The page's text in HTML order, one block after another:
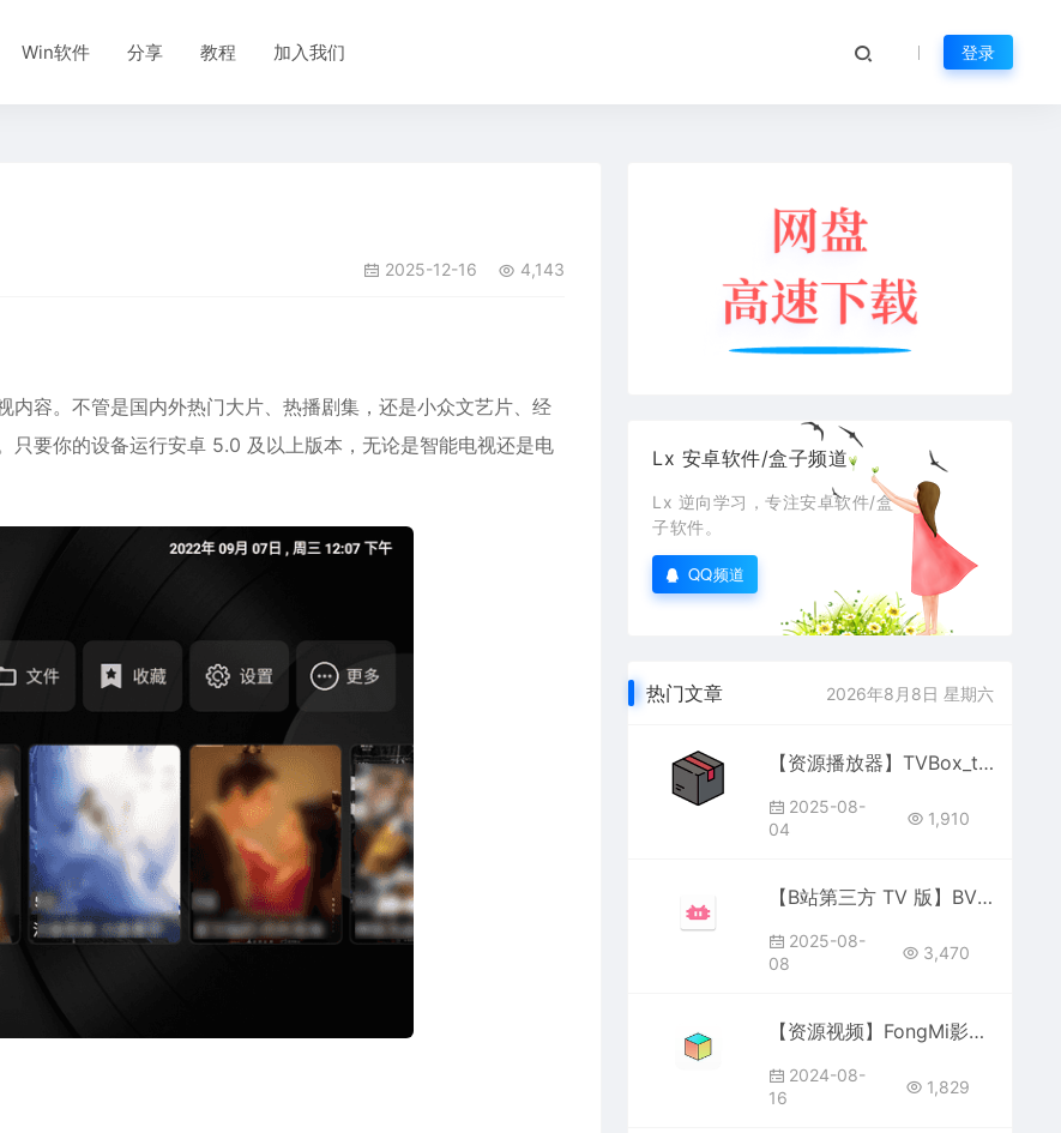
Win软件 分享 教程 加入我们 登录
2025-12-16 4,143
容。不管是国内外热门大片、热播剧集，还是小众文艺片、经
只要你的设备运行安卓 5.0 及以上版本，无论是智能电视还是电
Lx 安卓软件/盒子频道
Lx 逆向学习，专注安卓软件/盒
子软件。
QQ频道
热门文章 2026年8月8日 星期六
【资源播放器】TVBox_takagen99
2025-08-
04
1,910
【B站第三方 TV 版】BV 782
2025-08-
08
3,470
【资源视频】FongMi影视 4.0.5
2024-08-
16
1,829